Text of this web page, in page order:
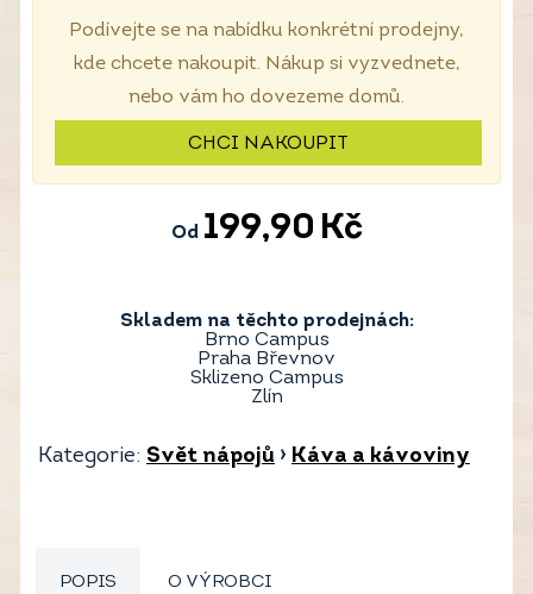
Podívejte se na nabídku konkrétní prodejny,
kde chcete nakoupit. Nákup si vyzvednete,
nebo vám ho dovezeme domů.
CHCI NAKOUPIT
Od 199,90 Kč
Skladem na těchto prodejnách:
Brno Campus
Praha Břevnov
Sklizeno Campus
Zlín
Kategorie: Svět nápojů › Káva a kávoviny
POPIS O VÝROBCI